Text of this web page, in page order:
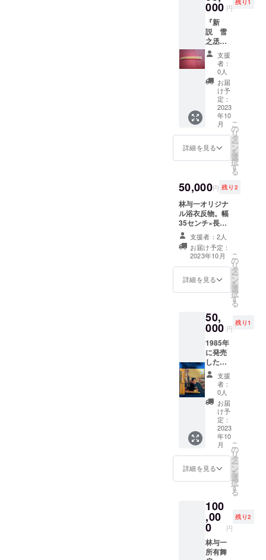
みに穴
と小さ
な破れ
があり
ます。
約1メー
トル約
50セン
チくら
いで
す。57
年前の
もので
す。サ
インを
入れま
『新
説・雪
之丞変
化』の
パンフ
レット
と手拭
い付
き。
000 円
『新
説 雪
之丞変
化』の
稽古で
使用す
る林与
一演じ
る闇太
郎が手
にする
稽古用
の短刀
です。
長さ約
20セン
約3セン
チ。ご
希望の
方には
サイン
れ致し
ます。
手拭
い、サ
イン入
よろし
くお願
い致し
ます。
支援
者：
0人
お届
け予
定：
2023
年10
月
詳細を見る
こ
の
リ
タ
ー
ン
を
選
択
す
る
50,000円 残り2
林与一オリジナ
ル浴衣反物。幅
35センチ×長さ
12メートル。7
月19日以降で見
本写真をアップ
致します。サイ
ン入りパンフ
レット、手拭付
支援者：2人
お届け予定：
2023年10月
詳細を見る
こ
の
リ
タ
ー
ン
を
選
択
す
る
50,
000 円
残り1
1985年
に発売
した私
の
ファー
ストア
ルバム
です。
帯つ
き。今
となっ
ては超
貴重な
レコー
ドで
す。
31セン
チ31セ
ンチ。
サイン
を入れ
まし
支援
者：
0人
お届
け予
定：
2023
年10
月
詳細を見る
こ
の
リ
タ
ー
ン
を
選
択
す
る
100
,00
0 円
残り2
林与一
所有舞